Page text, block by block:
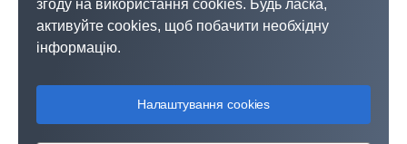
згоду на використання cookies. Будь ласка,
активуйте cookies, щоб побачити необхідну
інформацію.
Налаштування cookies